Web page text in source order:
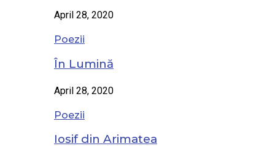
April 28, 2020
Poezii
În Lumină
April 28, 2020
Poezii
Iosif din Arimatea